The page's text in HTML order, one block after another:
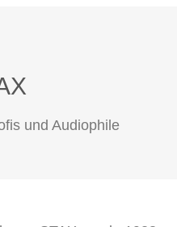
und Audiophile